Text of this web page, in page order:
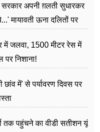
सरकार अपनी ग़लती सुधारकर
मायावती ऊना दलितों पर
में जलवा, 1500 मीटर रेस में
निशाना!
छांव में' से पर्यावरण दिवस पर
तक पहुंचने का वीडी सतीशन यूं